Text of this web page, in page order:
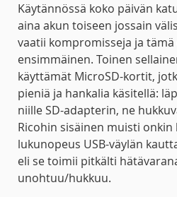
Käytännössä koko päivän
aina akun toiseen jossain
vaatii kompromisseja ja
ensimmäinen. Toinen
käyttämät MicroSD-kortit,
pieniä ja hankalia käsitellä:
niille SD-adapterin, ne
Ricohin sisäinen muisti onkin
lukunopeus USB-väylän
eli se toimii pitkälti
unohtuu/hukkuu.